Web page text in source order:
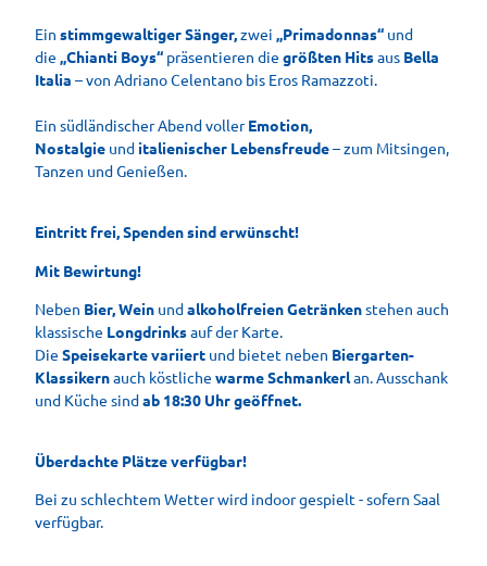
Ein stimmgewaltiger Sänger,zwei „Primadonnas“ und
die „Chianti Boys“ präsentieren die größten Hitsaus Bella
Italia – von Adriano Celentano bis Eros Ramazzoti.
Ein südländischer Abend vollerEmotion,
Nostalgie und italienischer Lebensfreude– zum Mitsingen,
Tanzen und Genießen.
Eintritt frei, Spenden sind erwünscht!
Mit Bewirtung!
Neben Bier, Wein undalkoholfreien Getränkenstehen auch
klassische Longdrinksauf der Karte.
Die Speisekarte variiert und bietet neben Biergarten-
Klassikernauch köstliche warme Schmankerlan. Ausschank
und Küche sindab 18:30 Uhr geöffnet.
Überdachte Plätze verfügbar!
Bei zu schlechtem Wetter wird indoor gespielt - sofern Saal
verfügbar.